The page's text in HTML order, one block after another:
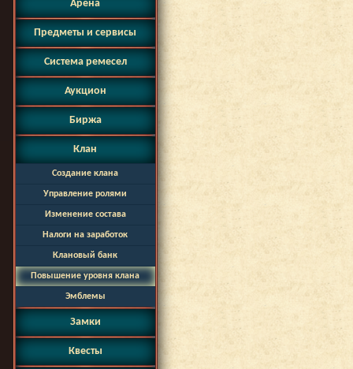
Арена
Предметы и сервисы
Система ремесел
Аукцион
Биржа
Клан
Создание клана
Управление ролями
Изменение состава
Налоги на заработок
Клановый банк
Повышение уровня клана
Эмблемы
Замки
Квесты